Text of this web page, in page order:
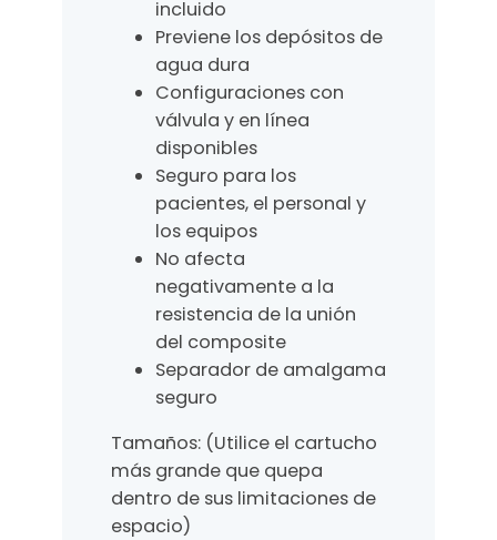
incluido
Previene los depósitos de
agua dura
Configuraciones con
válvula y en línea
disponibles
Seguro para los
pacientes, el personal y
los equipos
No afecta
negativamente a la
resistencia de la unión
del composite
Separador de amalgama
seguro
Tamaños: (Utilice el cartucho
más grande que quepa
dentro de sus limitaciones de
espacio)